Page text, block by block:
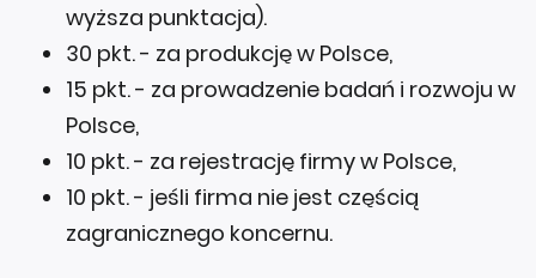
wyższa punktacja).
30 pkt. - za produkcję w Polsce,
15 pkt. - za prowadzenie badań i rozwoju w
Polsce,
10 pkt. - za rejestrację firmy w Polsce,
10 pkt. - jeśli firma nie jest częścią
zagranicznego koncernu.